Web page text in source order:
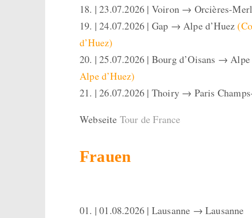
18. | 23.07.2026 | Voiron → Orcières-
19. | 24.07.2026 | Gap → Alpe d’Huez
d’Huez)
20. | 25.07.2026 | Bourg d’Oisans → Alpe
Alpe d’Huez)
21. | 26.07.2026 | Thoiry → Paris
Webseite Tour de France
Frauen
01. | 01.08.2026 | Lausanne → Lausanne